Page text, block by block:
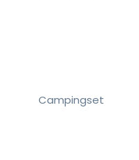
Campingset